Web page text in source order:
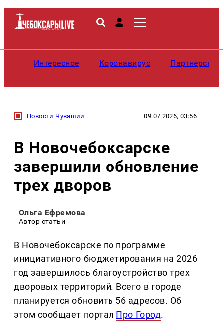
Интересное Коронавирус
Новости Чувашии 09.07.2026, 03:56
В Новочебоксарске
завершили обновление
трех дворов
Ольга Ефремова
Автор статьи
В Новочебоксарске по программе
инициативного бюджетирования на 2026
год завершилось благоустройство трех
дворовых территорий. Всего в городе
планируется обновить 56 адресов. Об
этом сообщает портал Про Город.